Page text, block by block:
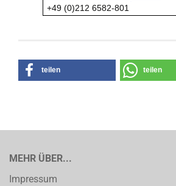
+49 (0)212 6582-801
teilen teilen
MEHR ÜBER...
Impressum